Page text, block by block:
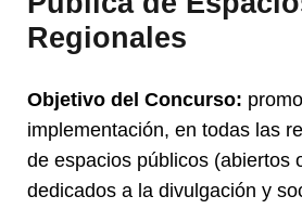
Regionales
Objetivo del Concurso:
implementación, en todas las
de espacios públicos (abiertos
dedicados a la divulgación y